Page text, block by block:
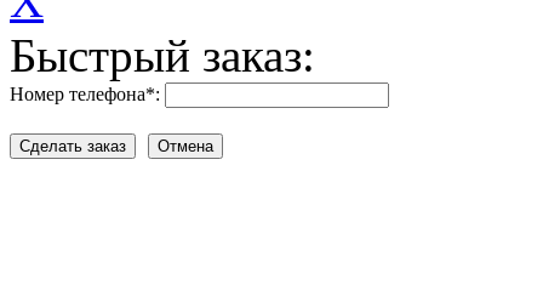
Быстрый заказ:
Номер телефона*: